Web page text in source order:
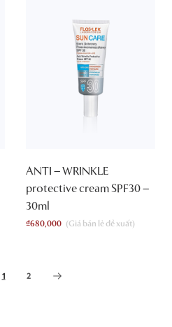
ANTI – WRINKLE
protective cream SPF30 –
30ml
₫680,000
1 2